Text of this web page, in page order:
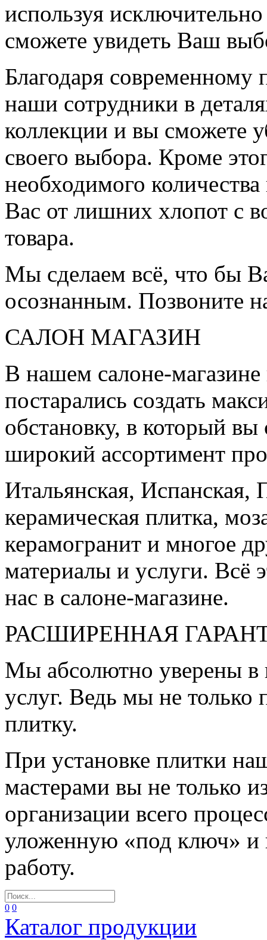
используя
сможете увидеть Ваш
Благодаря
наши сотрудники в
коллекции и вы сможете
своего выбора. Кроме
необходимого
Вас от лишних хлопот с
товара.
Мы сделаем всё, что бы
осознанным. Позвоните
САЛОН МАГАЗИН
В нашем салоне-
постарались создать
обстановку, в который
широкий ассортимент
Итальянская, Испанская,
керамическая плитка,
керамогранит и многое
материалы и услуги. Всё
нас в салоне-магазине.
РАСШИРЕННАЯ
Мы абсолютно уверены в
услуг. Ведь мы не
плитку.
При установке плитки
мастерами вы не только
организации всего
уложенную «под ключ» и
работу.
0 0
Каталог продукции